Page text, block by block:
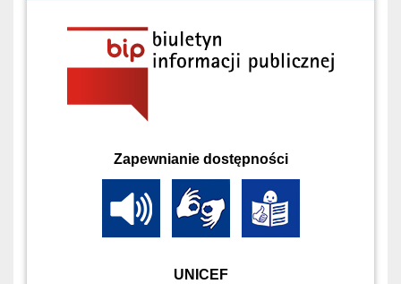
Zapewnianie dostępności
UNICEF